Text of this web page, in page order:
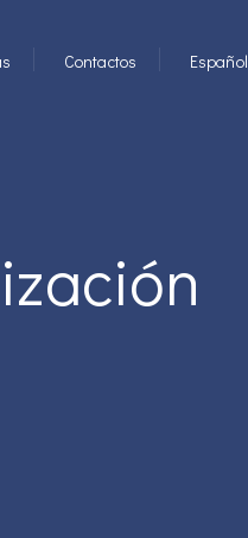
Contactos Español